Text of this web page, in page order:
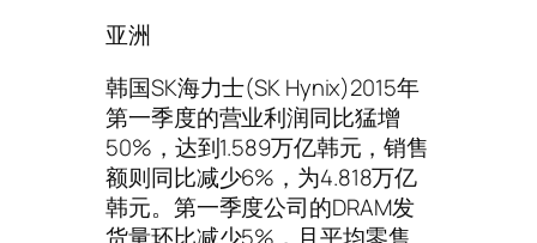
亚洲
韩国SK海力士(SK Hynix)2015年
第一季度的营业利润同比猛增
50%，达到1.589万亿韩元，销售
额则同比减少6%，为4.818万亿
韩元。第一季度公司的DRAM发